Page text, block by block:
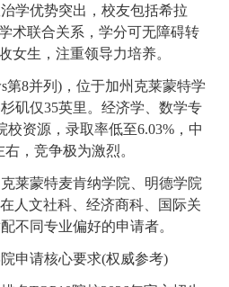
学优势突出，校友包括希拉
术联合关系，学分可无障碍转
女生，注重领导力培养。
8并列)，位于加州克莱蒙特学
矶仅35英里。经济学、数学专
校资源，录取率低至6.03%，中
，竞争极为激烈。
蒙特麦肯纳学院、明德学院
人文社科、经济商科、国际关
不同专业偏好的申请者。
请核心要求(权威参考)